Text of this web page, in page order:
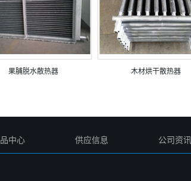
果脯脱水散热器 木材烘干散热器
中心 供应信息 公司资讯